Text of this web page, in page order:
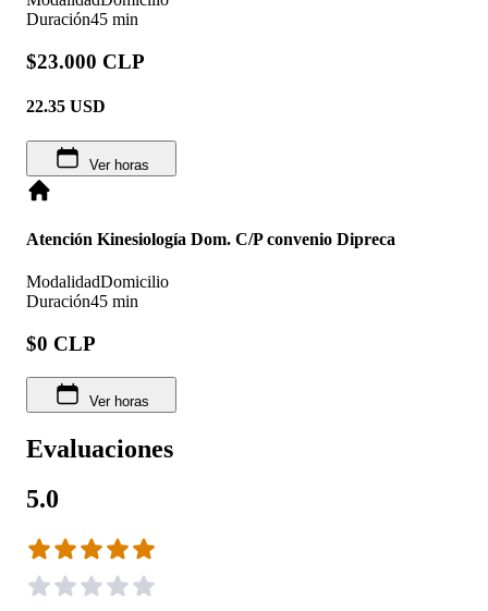
Duración45 min
$23.000 CLP
22.35 USD
Ver horas
Atención Kinesiología Dom. C/P convenio Dipreca
ModalidadDomicilio
Duración45 min
$0 CLP
Ver horas
Evaluaciones
5.0